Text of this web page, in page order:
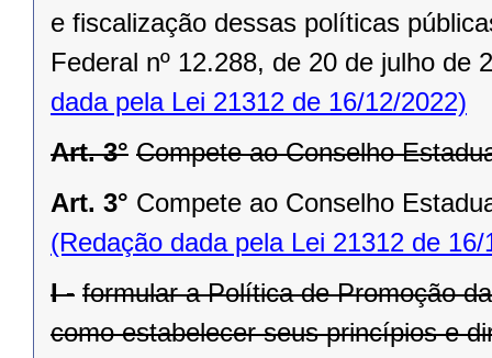
e fiscalização dessas políticas
Federal nº 12.288, de 20 de julho de
dada pela Lei 21312 de 16/12/2022)
Art. 3° Compete ao Conselho
Art. 3° Compete ao Conselho
(Redação dada pela Lei 21312 de 16/
I - formular a Política de Promoção
como estabelecer seus princípios e